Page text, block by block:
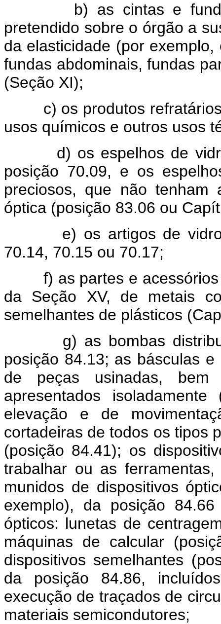
b) as cintas e fundas
pretendido sobre o órgão a
da elasticidade (por
fundas abdominais, fundas
(Seção XI);
c) os produtos refratários
usos químicos e outros usos
d) os espelhos de vidro,
posição 70.09, e os
preciosos, que não tenham
óptica (posição 83.06 ou
e) os artigos de vidro
70.14, 70.15 ou 70.17;
f) as partes e acessórios
da Seção XV, de metais
semelhantes de plásticos
g) as bombas
posição 84.13; as básculas
de peças usinadas,
apresentados
elevação e de
cortadeiras de todos os tipos
(posição 84.41); os
trabalhar ou as
munidos de dispositivos
exemplo), da posição
ópticos: lunetas de
máquinas de calcular
dispositivos semelhantes
da posição 84.86,
execução de traçados de
materiais semicondutores;